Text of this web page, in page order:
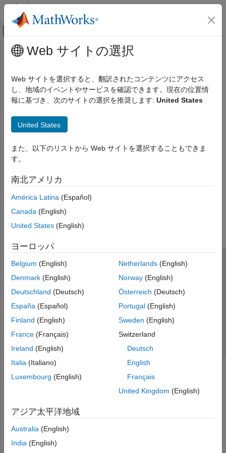
コンテンツへスキップ
オフキャンバス ナビゲーション メ
ドキュメンテーションのホーム
メインコンテンツ
この情報は役に立ちましたか？
Web サイトの選択
Web サイトを選択すると、翻訳されたコンテンツにアクセス
し、地域のイベントやサービスを確認できます。現在の位置情
報に基づき、次のサイトの選択を推奨します: United States
United States
また、以下のリストから Web サイトを選択することもできま
す。
南北アメリカ
América Latina (Español)
Canada (English)
United States (English)
ヨーロッパ
Belgium (English)
Denmark (English)
Deutschland (Deutsch)
España (Español)
Finland (English)
France (Français)
Ireland (English)
Italia (Italiano)
Luxembourg (English)
Netherlands(English)
Norway(English)
Österreich (Deutsch)
Portugal(English)
Sweden (English)
Switzerland
Deutsch
English
Français
United Kingdom (English)
アジア太平洋地域
Australia (English)
India (English)
トラストセンター
プライバシー ポリシー
違法コピー防止
アプリケーション ステータス
© 1994-2026 The MathWorks, Inc.